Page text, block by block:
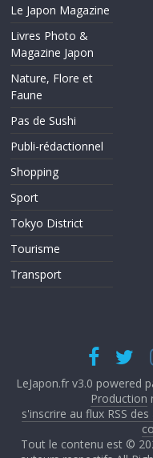
Le Japon Magazine
Livres Photo &
Magazine Japon
Nature, Flore et
Faune
Pas de Sushi
Publi-rédactionnel
Shopping
Sport
Tokyo District
Tourisme
Transport
LeJapon.fr v3.0 powered
Production
s'inscrire au flux RSS des
Tout le contenu est ©